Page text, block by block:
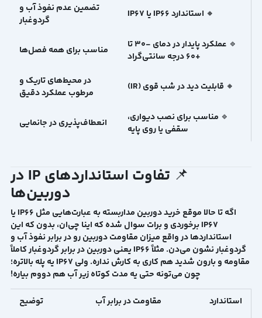
🔸 استاندارد IP66 یا IP67
تضمین عدم نفوذ آب و
گردوغبار
🔹 عملکرد پایدار در دمای -30 تا
+60 درجه سانتی‌گراد
مناسب برای همه فصل‌ها
🔸 قابلیت دید در شب قوی (IR)
در محیط‌های تاریک و
مرطوب عملکرد دقیق
🔹 مناسب برای نصب دیواری،
سقفی یا روی پایه
انعطاف‌پذیری در جانمایی
📌 تفاوت استانداردهای IP در
دوربین‌ها
اگه تا حالا موقع خرید دوربین مداربسته به عبارت‌هایی مثل IP66 یا
IP67 برخوردی و برات سوال شده که اینا چی‌ان، بدون که این
استانداردها در واقع میزان مقاومت دوربین رو در برابر نفوذ آب و
گردوغبار نشون می‌دن. مثلاً IP66 یعنی دوربین در برابر گردوغبار کاملاً
مقاومه و بارون شدید هم کاری به کارش نداره. ولی IP67 یه پله بالاتره؛
چون می‌تونه حتی یه مدت کوتاه زیر آب هم دووم بیاره!
استاندارد مقاومت در برابر آب توضیح